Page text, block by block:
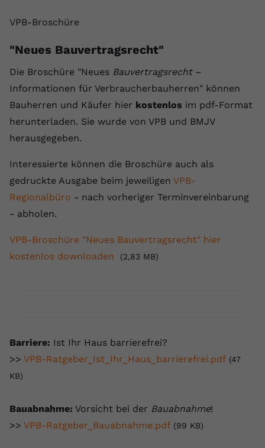
VPB-Broschüre
"Neues Bauvertragsrecht"
Die Broschüre "Neues Bauvertragsrecht–
Informationen für Verbraucherbauherren" können
Bauherren und Käufer hier kostenlos im pdf-Format
herunterladen. Sie wurde von VPB und BMJV
herausgegeben.
Interessierte können die Broschüre auch als
gedruckte Ausgabe beim jeweiligen VPB-
Regionalbüro - nach vorheriger Terminvereinbarung
- abholen.
VPB-Broschüre "Neues Bauvertragsrecht" hier
kostenlos downloaden
(2,83 MB)
Barriere: Ist Ihr Haus barrierefrei?
>> VPB-Ratgeber_Ist_Ihr_Haus_barrierefrei.pdf (47
KB)
Bauabnahme: Vorsicht bei der Bauabnahme!
>> VPB-Ratgeber_Bauabnahme.pdf (99 KB)
eingebettete YouTube-Videos und
registriert anonyme statistische Daten.
Laufzeit Session
YouTube setzt diesen Cookie, um die
Videos verwendet.
Dieser von YouTube gesetzte Cookie
gesehen hat.